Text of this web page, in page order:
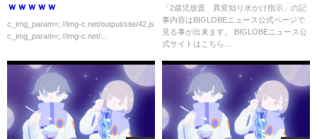
ｗｗｗｗｗ
c_img_param=; //img-c.net/output/site/42.js
c_img_param=; //img-c.net/...
「2歳児放置 異変知り水かけ指示」の記
事内容はBIGLOBEニュース公式ページで
見る事が出来ます。 BIGLOBEニュース公
式サイトはこちら...